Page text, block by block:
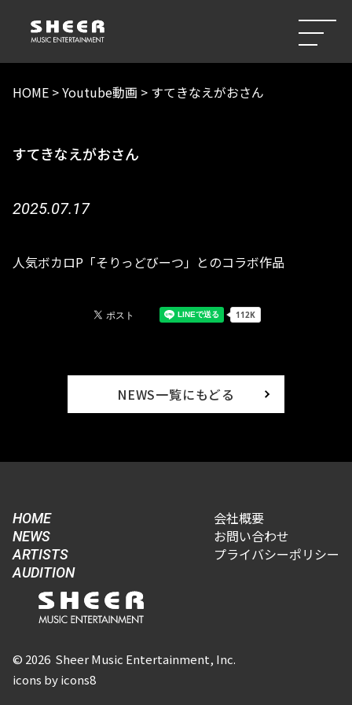
HOME >Youtube動画 > すてきなえがおさん
すてきなえがおさん
2025.07.17
人気ボカロP「そりっどびーつ」とのコラボ作品
NEWS一覧にもどる
HOME
NEWS
ARTISTS
AUDITION
会社概要
お問い合わせ
プライバシーポリシー
© 2026 Sheer Music Entertainment, Inc.
icons by icons8